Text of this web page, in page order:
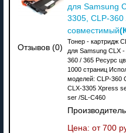
Отзывов (0)
для Samsung
3305, CLP-360
совместимый
Тонер - картридж
для Samsung CLX
360 / 365 Ресурс
1000 страниц
моделей: CLP-360
CLX-3305 Xpress
ser /SL-C460
Цена: от 700